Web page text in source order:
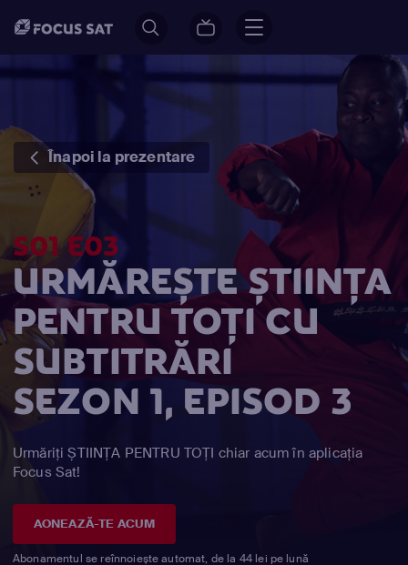
Înapoi la prezentare
S01 E03
URMĂREȘTE ȘTIINȚA
PENTRU TOȚI CU
SUBTITRĂRI
SEZON 1, EPISOD 3
Urmăriți ȘTIINȚA PENTRU TOȚI chiar acum în aplicația
Focus Sat!
AONEAZĂ-TE ACUM
Abonamentul se reînnoiește automat, de la 44 lei pe lună